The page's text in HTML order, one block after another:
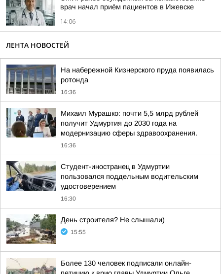
врач начал приём пациентов в Ижевске
14:06
ЛЕНТА НОВОСТЕЙ
На набережной Кизнерского пруда появилась
ротонда
16:36
Михаил Мурашко: почти 5,5 млрд рублей
получит Удмуртия до 2030 года на
модернизацию сферы здравоохранения.
16:36
Студент-иностранец в Удмуртии
пользовался поддельным водительским
удостоверением
16:30
День строителя? Не слышали)
15:55
Более 130 человек подписали онлайн-